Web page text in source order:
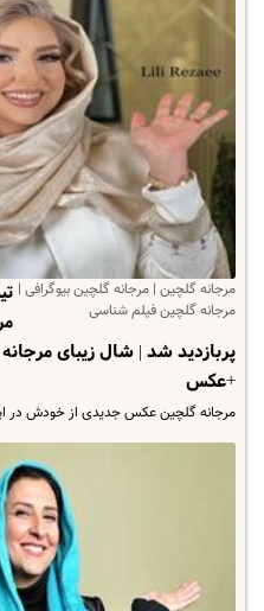
مرجانه گلچین | مرجانه گلچین بیوگرافی |
مرجانه گلچین فیلم شناسی
پربازدید شد | شال زیبای
+عکس
مرجانه گلچین عکس جدیدی از خودش در